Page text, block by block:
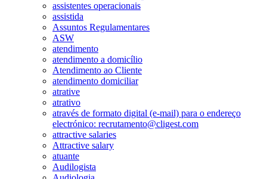
assistentes operacionais
assistida
Assuntos Regulamentares
ASW
atendimento
atendimento a domicílio
Atendimento ao Cliente
atendimento domiciliar
atrative
atrativo
através de formato digital (e-mail) para o endereço
electrónico: recrutamento@cligest.com
attractive salaries
Attractive salary
atuante
Audilogista